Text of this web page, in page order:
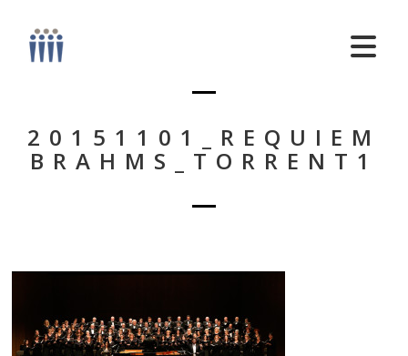
20151101_REQUIEM
BRAHMS_TORRENT1